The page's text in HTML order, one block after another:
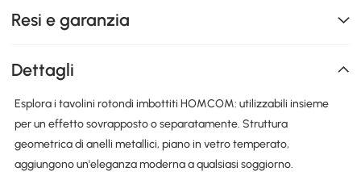
Resi e garanzia
Dettagli
Esplora i tavolini rotondi imbottiti HOMCOM: utilizzabili insieme
per un effetto sovrapposto o separatamente. Struttura
geometrica di anelli metallici, piano in vetro temperato,
aggiungono un'eleganza moderna a qualsiasi soggiorno.